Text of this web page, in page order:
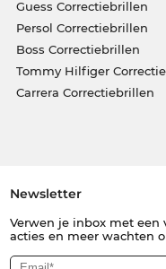
Guess Correctiebrillen
Persol Correctiebrillen
Boss Correctiebrillen
Tommy Hilfiger
Carrera Correctiebrillen
Newsletter
Verwen je inbox met een
acties en meer wachten